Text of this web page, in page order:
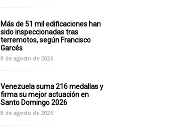
Más de 51 mil edificaciones han
sido inspeccionadas tras
terremotos, según Francisco
Garcés
8 de agosto de 2026
Venezuela suma 216 medallas y
firma su mejor actuación en
Santo Domingo 2026
8 de agosto de 2026